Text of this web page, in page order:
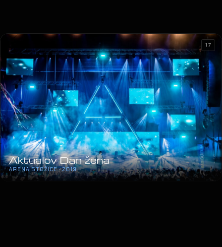
Aktualov Dan žena
ARENA STOŽICE · 2019
17